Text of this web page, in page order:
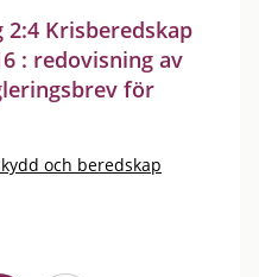
Krisberedskap
: redovisning av
för
och beredskap